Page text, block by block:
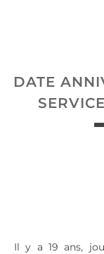
DATE
Il y a 19 ans,